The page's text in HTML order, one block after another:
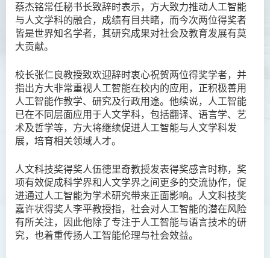
蔡杰铭常任秘书长致辞时表示，方大致力推动人工智能
与人文学科的融合，成绩有目共睹，而今次两位得奖者
皆是世界知名学者，其研究成果对社会及教育发展有莫
大贡献。
校长张仁良教授致欢迎辞时衷心祝贺两位得奖学者，并
指出方大非常重视人工智能在校内的应用，正积极善用
人工智能作教学、研究及行政用途。他续说，人工智能
已在不同层面应用于人文学科，包括翻译、语言学、艺
术及哲学等，方大将继续促进人工智能与人文学科发
展，培育相关领域人才。
人文科技奖得奖人伍德里奇教授发表得奖感言时称，奖
项有效促成科学界和人文学界之间更多的交流协作，促
进通过人工智能为学术研究带来正面影响。人文科技奖
嘉许状得奖人李平教授指，社会对人工智能的潜在风险
有所关注，因此他除了专注于人工智能与语言技术的研
究，也着重传扬人工智能伦理与社会效益。